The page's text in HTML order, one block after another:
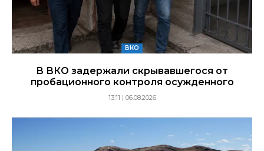
ВКО
В ВКО задержали скрывавшегося от
пробационного контроля осужденного
13:11 | 06.08.2026